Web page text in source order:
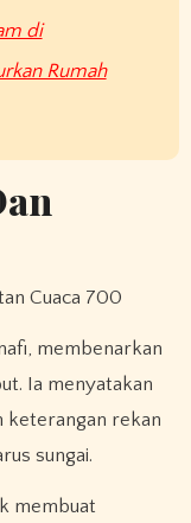
di
Rumah
membenarkan
Ia menyatakan
keterangan rekan
sungai.
membuat